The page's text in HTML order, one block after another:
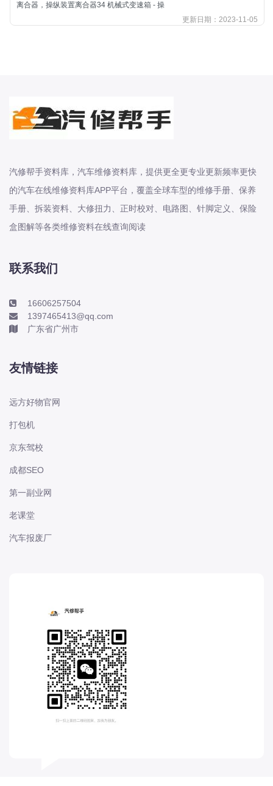
宝马
宝骏
宾利
本田
本田-东风本田
本田-广州本田
标致
标致-进口
比亚迪
比亚迪商用车
比速
创维
昌河
长安
长安-跨越
D
DS
DS
DS-进口
东南
离合器，操纵装置离合器34 机械式变速箱 - 操
更新日期：2023-11-05
汽修帮手资料库，汽车维修资料库，提供更全更专业更新频率更快
的汽车在线维修资料库APP平台，覆盖全球车型的维修手册、保养
手册、拆装资料、大修扭力、正时校对、电路图、针脚定义、保险
盒图解等各类维修资料在线查询阅读
联系我们
16606257504
1397465413@qq.com
广东省广州市
友情链接
远方好物官网
打包机
京东驾校
成都SEO
第一副业网
老课堂
汽车报废厂